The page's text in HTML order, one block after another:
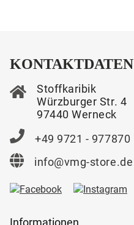
KONTAKTDATEN
Stoffkaribik
Würzburger Str. 4
97440 Werneck
+49 9721 - 977870
info@vmg-store.de
Informationen